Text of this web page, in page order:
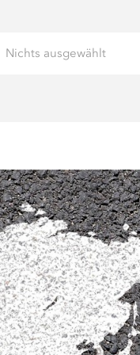
Nichts ausgewählt